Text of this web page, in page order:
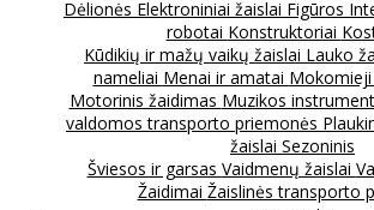
Dėlionės Elektroniniai žaislai Figūros
robotai Konstruktoriai
Kūdikių ir mažų vaikų žaislai Lauko
nameliai Menai ir amatai Mokomieji
Motorinis žaidimas Muzikos
valdomos transporto priemonės
žaislai Sezoninis
Šviesos ir garsas Vaidmenų žaislai
Žaidimai Žaislinės transporto